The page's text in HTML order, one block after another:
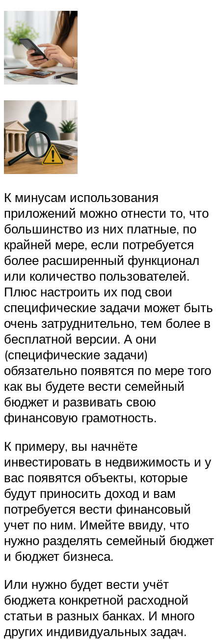
К минусам использования
приложений можно отнести то, что
большинство из них платные, по
крайней мере, если потребуется
более расширенный функционал
или количество пользователей.
Плюс настроить их под свои
специфические задачи может быть
очень затруднительно, тем более в
бесплатной версии. А они
(специфические задачи)
обязательно появятся по мере того
как вы будете вести семейный
бюджет и развивать свою
финансовую грамотность.
К примеру, вы начнёте
инвестировать в недвижимость и у
вас появятся объекты, которые
будут приносить доход и вам
потребуется вести финансовый
учет по ним. Имейте ввиду, что
нужно разделять семейный бюджет
и бюджет бизнеса.
Или нужно будет вести учёт
бюджета конкретной расходной
статьи в разных банках. И много
других индивидуальных задач.